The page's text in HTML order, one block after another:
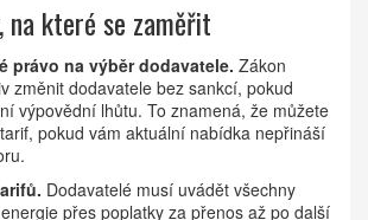
na které se zaměřit
právo na výběr dodavatele. Zákon
změnit dodavatele bez sankcí, pokud
výpovědní lhůtu. To znamená, že můžete
pokud vám aktuální nabídka nepřináší
Dodavatelé musí uvádět všechny
přes poplatky za přenos až po další